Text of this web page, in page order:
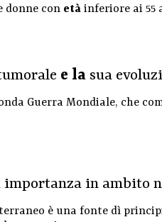
donne con età inferiore ai 55
e la sua
Guerra Mondiale, che
importanza in ambito
è una fonte dì